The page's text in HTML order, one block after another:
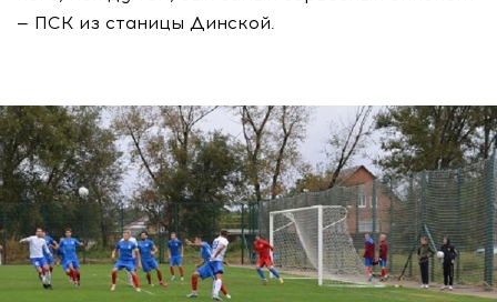
— ПСК из станицы Динской.